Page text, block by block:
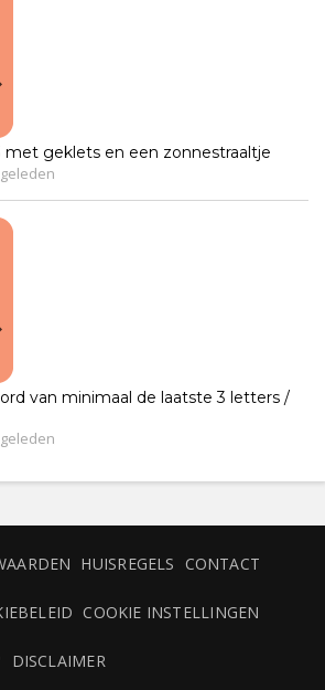
met geklets en een zonnestraaltje
van minimaal de laatste 3 letters /
HUISREGELS CONTACT
COOKIE INSTELLINGEN
DISCLAIMER